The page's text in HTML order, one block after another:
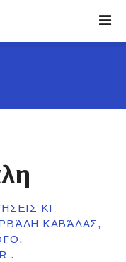
ΚΙ
ΚΑΒΆΛΑΣ,
.